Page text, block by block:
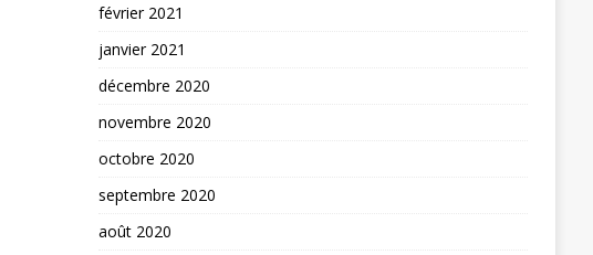
février 2021
janvier 2021
décembre 2020
novembre 2020
octobre 2020
septembre 2020
août 2020